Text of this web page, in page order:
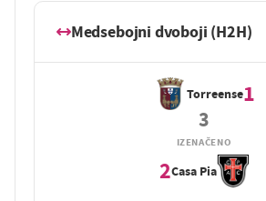
Medsebojni dvoboji (H2H)
Torreense1
3
IZENAČENO
2Casa Pia